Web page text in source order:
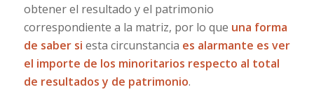
obtener el resultado y el patrimonio
correspondiente a la matriz, por lo que una forma
de saber si esta circunstancia es alarmante es ver
el importe de los minoritarios respecto al total
de resultados y de patrimonio.